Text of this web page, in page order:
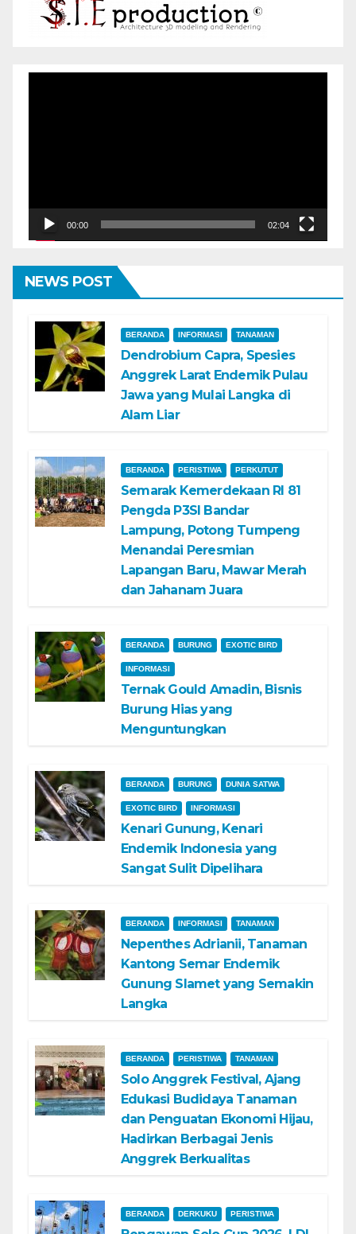
00:00 02:04
NEWS POST
BERANDA INFORMASI TANAMAN
Dendrobium Capra, Spesies
Anggrek Larat Endemik Pulau
Jawa yang Mulai Langka di
Alam Liar
BERANDA PERISTIWA PERKUTUT
Semarak Kemerdekaan RI 81
Pengda P3SI Bandar
Lampung, Potong Tumpeng
Menandai Peresmian
Lapangan Baru, Mawar Merah
dan Jahanam Juara
BERANDA BURUNG EXOTIC BIRD
INFORMASI
Ternak Gould Amadin, Bisnis
Burung Hias yang
Menguntungkan
BERANDA BURUNG DUNIA SATWA
EXOTIC BIRD INFORMASI
Kenari Gunung, Kenari
Endemik Indonesia yang
Sangat Sulit Dipelihara
BERANDA INFORMASI TANAMAN
Nepenthes Adrianii, Tanaman
Kantong Semar Endemik
Gunung Slamet yang Semakin
Langka
BERANDA PERISTIWA TANAMAN
Solo Anggrek Festival, Ajang
Edukasi Budidaya Tanaman
dan Penguatan Ekonomi Hijau,
Hadirkan Berbagai Jenis
Anggrek Berkualitas
BERANDA DERKUKU PERISTIWA